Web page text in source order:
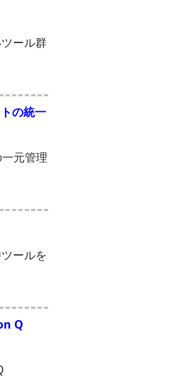
ール群
の統一
元管理
ールを
Q